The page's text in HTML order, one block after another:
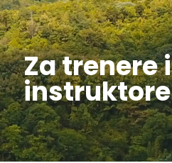
Za trenere i
instruktore